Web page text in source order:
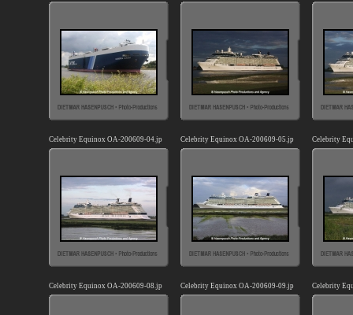
Celebrity Equinox OA-200609-04.jpg Celebrity Equinox OA-200609-05.jpg Celebrity
Celebrity Equinox OA-200609-08.jpg Celebrity Equinox OA-200609-09.jpg Celebrity